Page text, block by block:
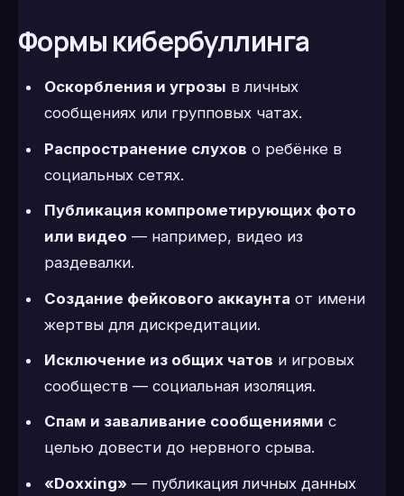
Формы кибербуллинга
Оскорбления и угрозы в личных
сообщениях или групповых чатах.
Распространение слухов о ребёнке в
социальных сетях.
Публикация компрометирующих фото
или видео — например, видео из
раздевалки.
Создание фейкового аккаунта от имени
жертвы для дискредитации.
Исключение из общих чатов и игровых
сообществ — социальная изоляция.
Спам и заваливание сообщениями с
целью довести до нервного срыва.
«Doxxing» — публикация личных данных